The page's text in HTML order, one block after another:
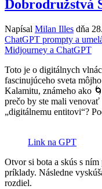
Dobrodružstvá
Napísal Milan Illes dňa
ChatGPT prompty a
Midjourney a ChatGPT
Toto je o digitálnych
fascinujúceho sveta
Kalamitu, známeho ako
prečo by ste mali
„digitálnemu entitovi“?
Link na GPT
Otvor si bota a skús s
príklady. Následne
rozdiel.